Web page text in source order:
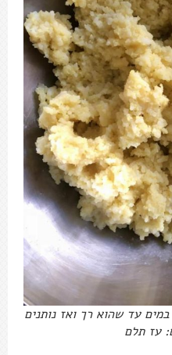
עד שהוא רך ואז נותנים
עז תלם